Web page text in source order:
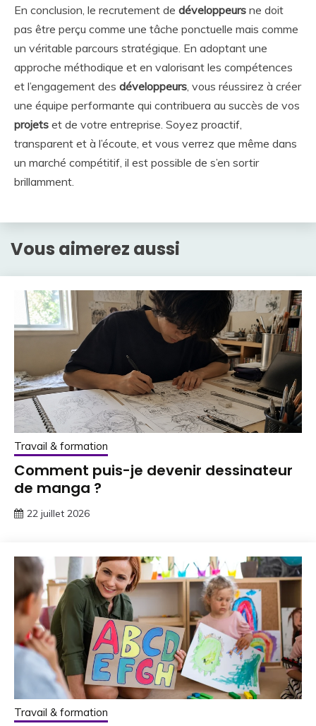
En conclusion, le recrutement de développeurs ne doit
pas être perçu comme une tâche ponctuelle mais comme
un véritable parcours stratégique. En adoptant une
approche méthodique et en valorisant les compétences
et l’engagement des développeurs, vous réussirez à créer
une équipe performante qui contribuera au succès de vos
projets et de votre entreprise. Soyez proactif,
transparent et à l’écoute, et vous verrez que même dans
un marché compétitif, il est possible de s’en sortir
brillamment.
Vous aimerez aussi
Travail & formation
Comment puis-je devenir dessinateur
de manga ?
22 juillet 2026
Travail & formation